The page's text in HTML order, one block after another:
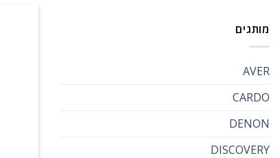
מותגים
AVER
CARDO
DENON
DISCOVERY